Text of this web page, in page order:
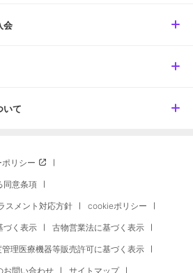
会
いて
リシー
同意条項
スメント対応方針 cookieポリシー
づく表示 古物営業法に基づく表示
管理医療機器等販売許可に基づく表示
お問い合わせ サイトマップ